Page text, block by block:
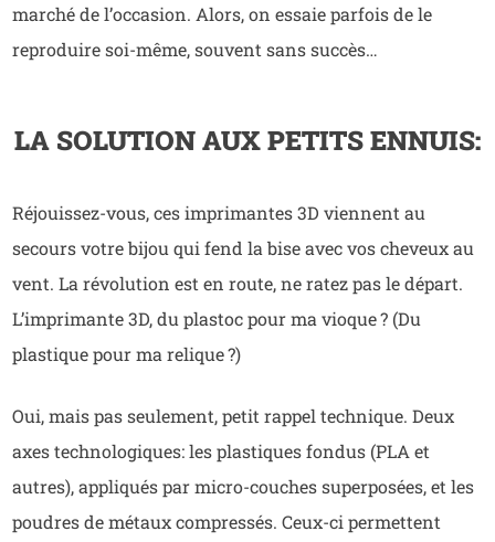
marché de l’occasion. Alors, on essaie parfois de le
reproduire soi-même, souvent sans succès…
LA SOLUTION AUX PETITS ENNUIS:
Réjouissez-vous, ces imprimantes 3D viennent au
secours votre bijou qui fend la bise avec vos cheveux au
vent. La révolution est en route, ne ratez pas le départ.
L’imprimante 3D, du plastoc pour ma vioque ? (Du
plastique pour ma relique ?)
Oui, mais pas seulement, petit rappel technique. Deux
axes technologiques: les plastiques fondus (PLA et
autres), appliqués par micro-couches superposées, et les
poudres de métaux compressés. Ceux-ci permettent